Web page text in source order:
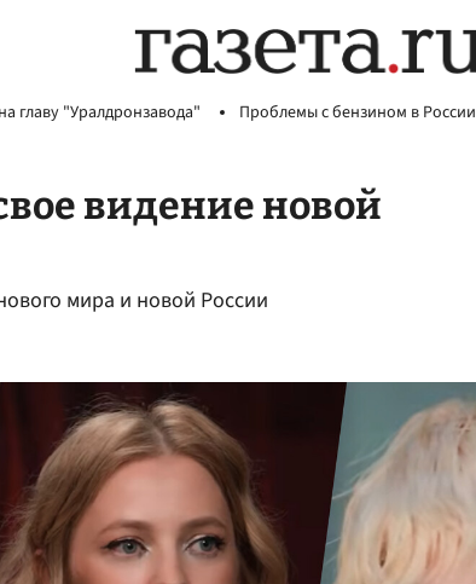
главу "Уралдронзавода" Проблемы с бензином в России
видение новой
мира и новой России